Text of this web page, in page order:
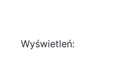
Wyświetleń: